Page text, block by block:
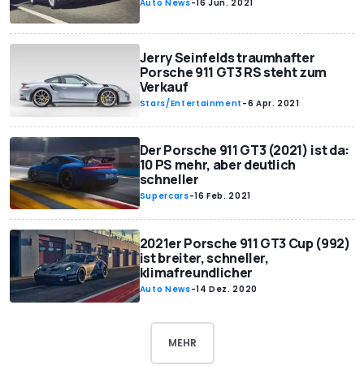
Auto News-16 Jun. 2021
Jerry Seinfelds traumhafter
Porsche 911 GT3 RS steht zum
Verkauf
Stars/Entertainment -6 Apr. 2021
Der Porsche 911 GT3 (2021) ist da:
10 PS mehr, aber deutlich
schneller
Supercars-16 Feb. 2021
2021er Porsche 911 GT3 Cup (992)
ist breiter, schneller,
klimafreundlicher
Auto News-14 Dez. 2020
MEHR